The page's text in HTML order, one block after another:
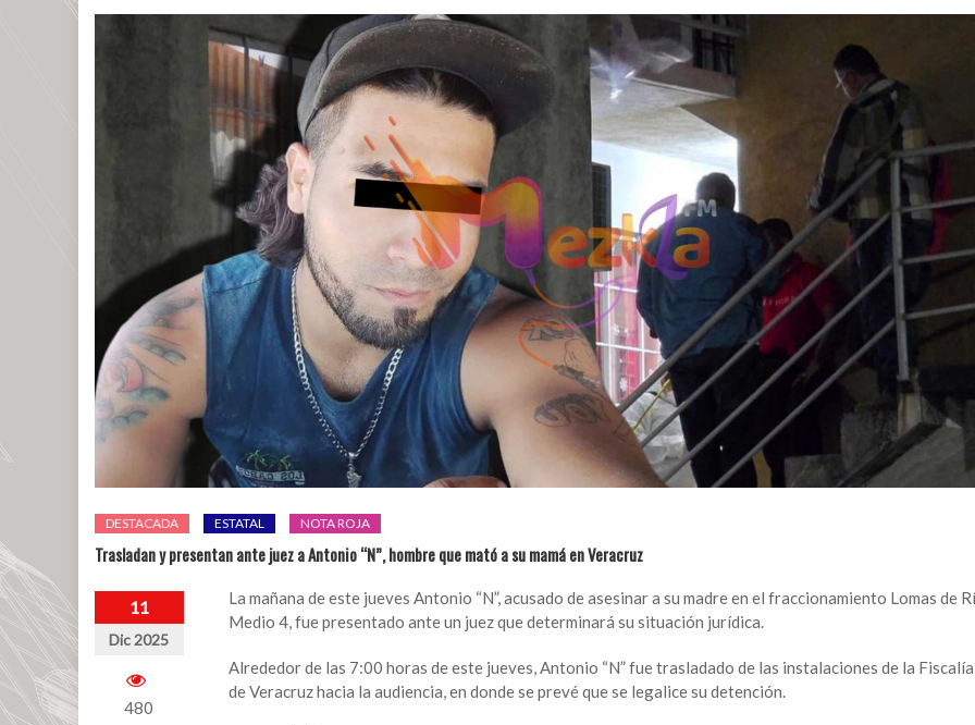
DESTACADA ESTATAL NOTA ROJA
Trasladan y presentan ante juez a Antonio “N”, hombre que mató a su mamá en Veracruz
11
Dic 2025
480
La mañana de este jueves Antonio “N”, acusado de asesinar a su madre en el fraccionamiento Lomas de
Medio 4, fue presentado ante un juez que determinará su situación jurídica.
Alrededor de las 7:00 horas de este jueves, Antonio “N” fue trasladado de las instalaciones de la Fiscalía
de Veracruz hacia la audiencia, en donde se prevé que se legalice su detención.